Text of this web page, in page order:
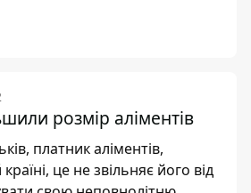
розмір аліментів
платник аліментів,
це не звільняє його від